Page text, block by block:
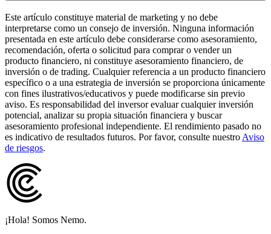
Este artículo constituye material de marketing y no debe
interpretarse como un consejo de inversión. Ninguna información
presentada en este artículo debe considerarse como asesoramiento,
recomendación, oferta o solicitud para comprar o vender un
producto financiero, ni constituye asesoramiento financiero, de
inversión o de trading. Cualquier referencia a un producto financiero
específico o a una estrategia de inversión se proporciona únicamente
con fines ilustrativos/educativos y puede modificarse sin previo
aviso. Es responsabilidad del inversor evaluar cualquier inversión
potencial, analizar su propia situación financiera y buscar
asesoramiento profesional independiente. El rendimiento pasado no
es indicativo de resultados futuros. Por favor, consulte nuestro Aviso
de riesgos.
¡Hola! Somos Nemo.